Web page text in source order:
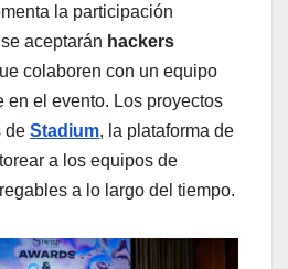
la participación
aceptarán hackers
colaboren con un equipo
en el evento. Los proyectos
de Stadium, la plataforma de
a los equipos de
a lo largo del tiempo.